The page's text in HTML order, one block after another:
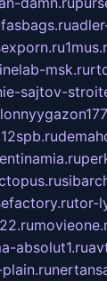
fasbags.ru
msk.ru
sajtov-
tor-
absolut1.ru